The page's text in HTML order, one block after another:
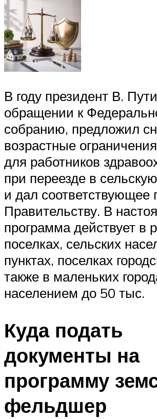
В году президент В.
обращении к
собранию, предложил
возрастные
для работников
при переезде в
и дал соответствующее
Правительству. В
программа действует в
поселках, сельских
пунктах, поселках
также в маленьких
населением до 50 тыс.
Куда подать
документы на
программу
фельдшер